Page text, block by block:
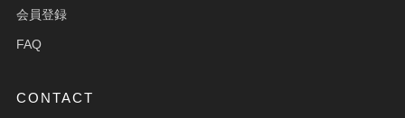
会員登録
FAQ
CONTACT